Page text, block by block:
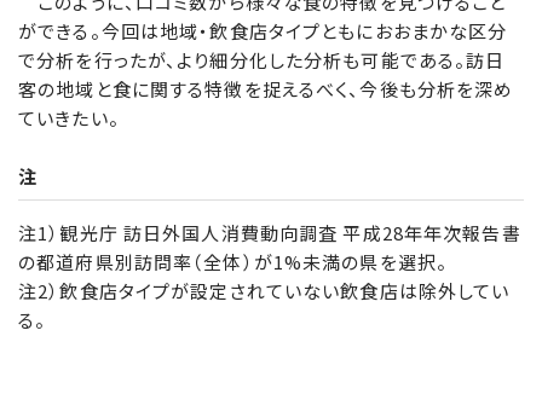
ができる。今回は地域・飲食店タイプともにおおまかな区分
で分析を行ったが、より細分化した分析も可能である。訪日
客の地域と食に関する特徴を捉えるべく、今後も分析を深め
ていきたい。
注
注1）観光庁 訪日外国人消費動向調査 平成28年年次報告書
の都道府県別訪問率（全体）が1%未満の県を選択。
注2）飲食店タイプが設定されていない飲食店は除外してい
る。